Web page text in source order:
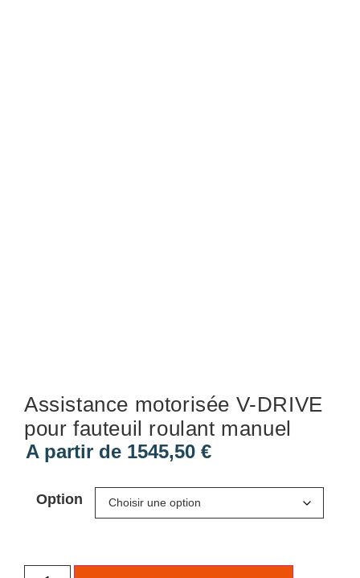
Assistance motorisée V-DRIVE
pour fauteuil roulant manuel
A partir de 1545,50 €
Option